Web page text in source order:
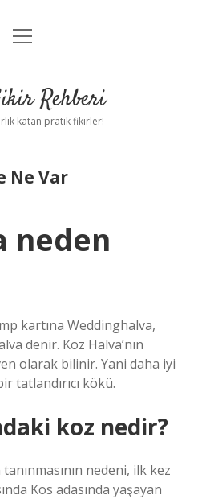
Anasayfa
Uyarı
menüyü
Rehberi
katan pratik fikirler!
Ne Var
neden
kartına Weddinghalva,
denir. Koz Halva’nın
olarak bilinir. Yani daha iyi
tatlandırıcı kökü.
koz nedir?
tanınmasının nedeni, ilk kez
Kos adasında yaşayan